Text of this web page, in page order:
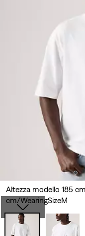
Altezza modello 185
cm/WearingSizeM